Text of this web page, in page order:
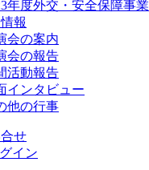
年度外交・安全保障事業
報
会の案内
会の報告
活動報告
インタビュー
他の行事
せ
イン